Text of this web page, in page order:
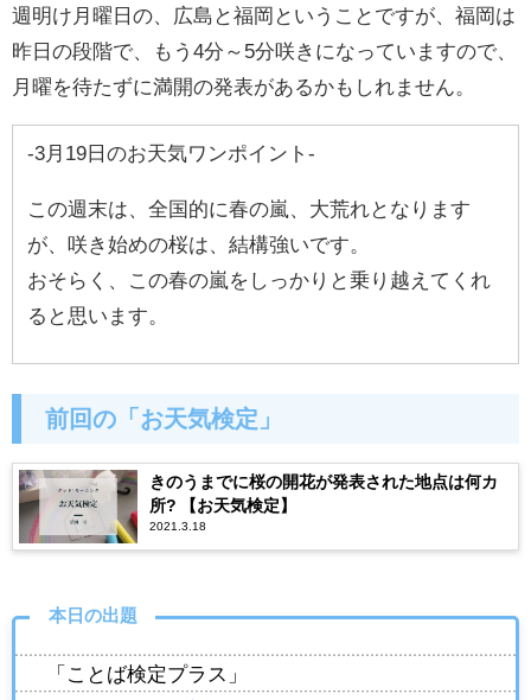
週明け月曜日の、広島と福岡ということですが、福岡は
昨日の段階で、もう4分～5分咲きになっていますので、
月曜を待たずに満開の発表があるかもしれません。
-3月19日のお天気ワンポイント-
この週末は、全国的に春の嵐、大荒れとなります
が、咲き始めの桜は、結構強いです。
おそらく、この春の嵐 をしっかりと乗り越えてくれ
ると思います。
前回の「お天気検定」
きのうまでに桜の開花が発表された地点は何カ
所? 【お天気検定】
2021.3.18
本日の出題
「ことば検定プラス」